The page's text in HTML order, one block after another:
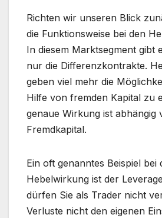
Richten wir unseren Blick
die Funktionsweise bei den
In diesem Marktsegment gibt
nur die Differenzkontrakte.
geben viel mehr die
Hilfe von fremden Kapital zu
genaue Wirkung ist abhängig
Fremdkapital.
Ein oft genanntes Beispiel bei
Hebelwirkung ist der
dürfen Sie als Trader nicht
Verluste nicht den eigenen